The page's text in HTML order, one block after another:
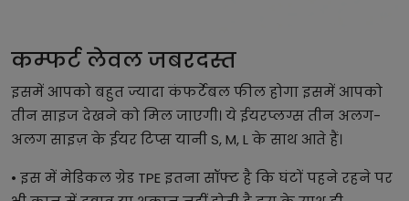
कम्फर्ट लेवल जबरदस्त
इसमें आपको बहुत ज्यादा कंफर्टेबल फील होगा इसमें आपको
तीन साइज देखने को मिल जाएगी। ये ईयरप्लग्स तीन अलग-
अलग साइज़ के ईयर टिप्स यानी S, M, L के साथ आते हैं।
• इस में मेडिकल ग्रेड TPE इतना सॉफ्ट है कि घंटों पहने रहने पर